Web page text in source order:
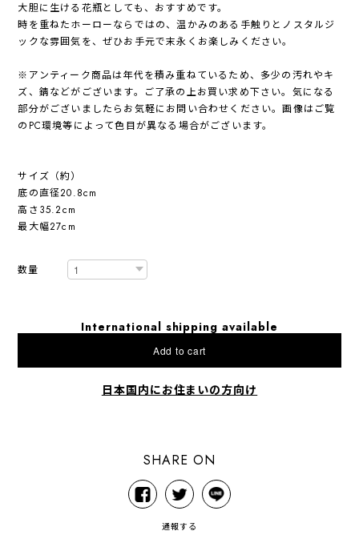
大胆に生ける花瓶としても、おすすめです。
時を重ねたホーローならではの、温かみのある手触りとノスタルジ
ックな雰囲気を、ぜひお手元で末永くお楽しみください。
※アンティーク商品は年代を積み重ねているため、多少の汚れやキ
ズ、錆などがございます。ご了承の上お買い求め下さい。気になる
部分がございましたらお気軽にお問い合わせください。画像はご覧
のPC環境等によって色目が異なる場合がございます。
サイズ（約）
底の直径20.8cm
高さ35.2cm
最大幅27cm
数量
International shipping available
Add to cart
日本国内にお住まいの方向け
SHARE ON
通報する